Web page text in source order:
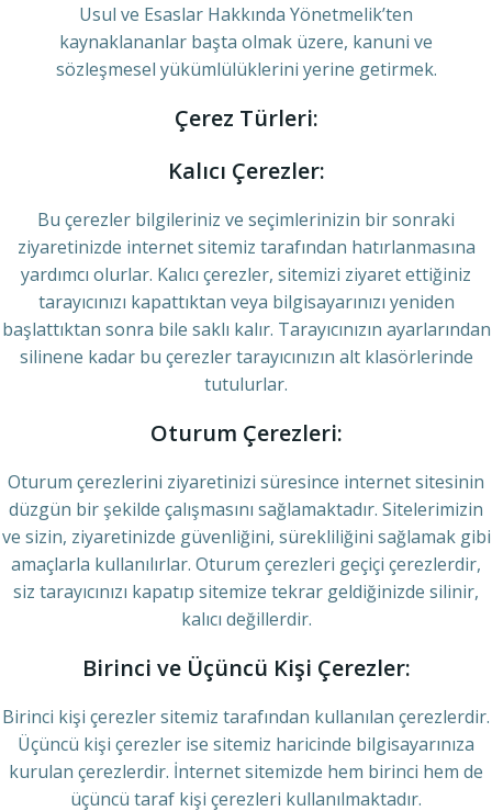
Usul ve Esaslar Hakkında Yönetmelik’ten
kaynaklananlar başta olmak üzere, kanuni ve
sözleşmesel yükümlülüklerini yerine getirmek.
Çerez Türleri:
Kalıcı Çerezler:
Bu çerezler bilgileriniz ve seçimlerinizin bir sonraki
ziyaretinizde internet sitemiz tarafından hatırlanmasına
yardımcı olurlar. Kalıcı çerezler, sitemizi ziyaret ettiğiniz
tarayıcınızı kapattıktan veya bilgisayarınızı yeniden
başlattıktan sonra bile saklı kalır. Tarayıcınızın ayarlarından
silinene kadar bu çerezler tarayıcınızın alt klasörlerinde
tutulurlar.
Oturum Çerezleri:
Oturum çerezlerini ziyaretinizi süresince internet sitesinin
düzgün bir şekilde çalışmasını sağlamaktadır. Sitelerimizin
ve sizin, ziyaretinizde güvenliğini, sürekliliğini sağlamak gibi
amaçlarla kullanılırlar. Oturum çerezleri geçiçi çerezlerdir,
siz tarayıcınızı kapatıp sitemize tekrar geldiğinizde silinir,
kalıcı değillerdir.
Birinci ve Üçüncü Kişi Çerezler:
Birinci kişi çerezler sitemiz tarafından kullanılan çerezlerdir.
Üçüncü kişi çerezler ise sitemiz haricinde bilgisayarınıza
kurulan çerezlerdir. İnternet sitemizde hem birinci hem de
üçüncü taraf kişi çerezleri kullanılmaktadır.